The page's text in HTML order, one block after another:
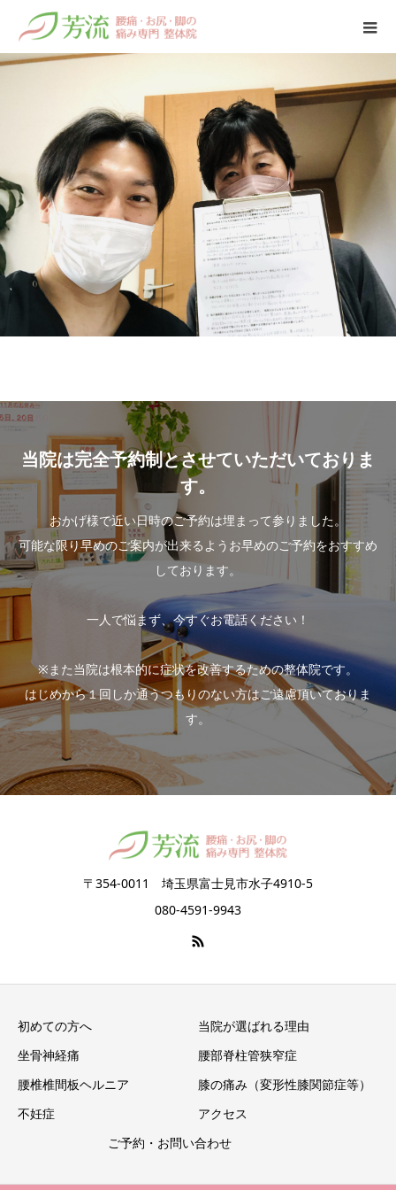
当院は完全予約制とさせていただいておりま
す。
おかげ様で近い日時のご予約は埋まって参りました。
可能な限り早めのご案内が出来るようお早めのご予約をおすすめ
しております。
一人で悩まず、今すぐお電話ください！
※また当院は根本的に症状を改善するための整体院です。
はじめから１回しか通うつもりのない方はご遠慮頂いておりま
す。
〒354-0011 埼玉県富士見市水子4910-5
080-4591-9943
初めての方へ
当院が選ばれる理由
坐骨神経痛
腰部脊柱管狭窄症
腰椎椎間板ヘルニア
膝の痛み（変形性膝関節症等）
不妊症
アクセス
ご予約・お問い合わせ